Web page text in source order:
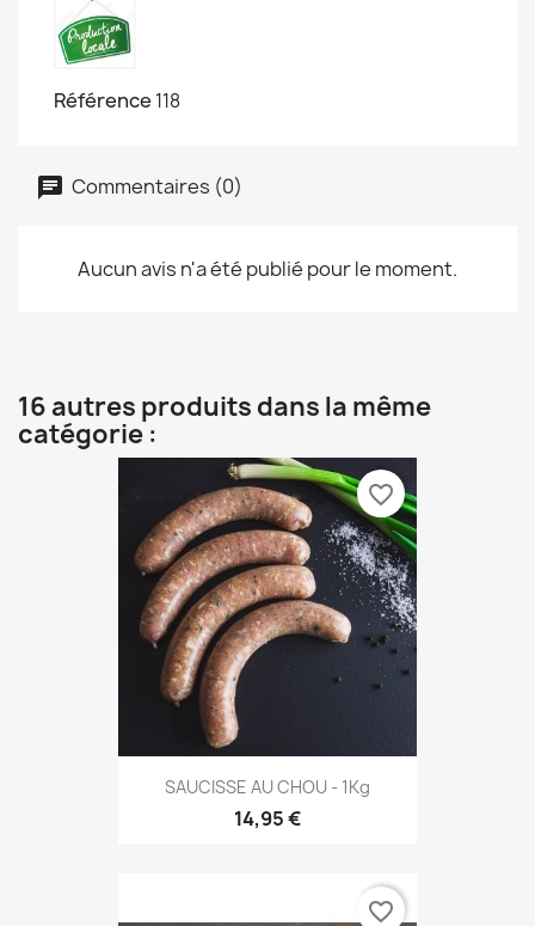
Référence 118
Commentaires (0)
Aucun avis n'a été publié pour le moment.
16 autres produits dans la même
catégorie :
SAUCISSE AU CHOU - 1Kg
14,95 €
favorite_border
favorite_border